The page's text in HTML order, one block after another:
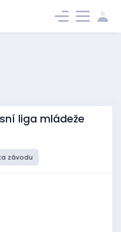
liga mládeže
závodu